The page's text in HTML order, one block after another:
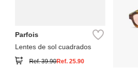
Parfois
Lentes de sol cuadrados
Ref.39.90Ref.25.90